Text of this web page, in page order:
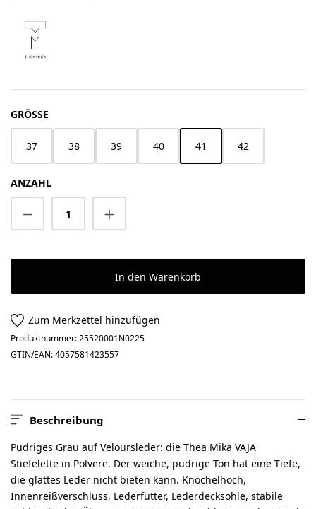
GRÖSSE
37 38 39 40 41 42
ANZAHL
Produkt Anzahl: Gib den gewünschten
In den Warenkorb
Zum Merkzettel hinzufügen
Produktnummer:25520001N0225
GTIN/EAN:4057581423557
Beschreibung
Pudriges Grau auf Veloursleder: die Thea Mika VAJA
Stiefelette in Polvere. Der weiche, pudrige Ton hat eine Tiefe,
die glattes Leder nicht bieten kann. Knöchelhoch,
Innenreißverschluss, Lederfutter, Lederdecksohle, stabile